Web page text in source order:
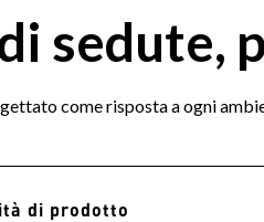
sedute,
come risposta a ogni
di prodotto